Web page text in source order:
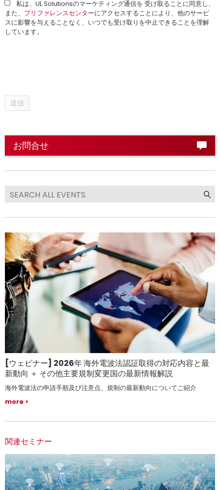
私は、UL Solutionsのマーケティング通信を 受け取ることに同意し、
また、 プリファレンスセンターにアクセスすることにより、他のサービ
スに影響を与えることなく、いつでも受け取りを中止できることを理解
しています。
送信
お問合せ
[ウェビナー] 2026年 海外電波法認証取得の対応内容と最
新動向 ＋ その他主要規制変更国の最新情報解説
海外電波法の申請手順及び注意点、規制の最新動向についてご紹介
more
関連セミナー